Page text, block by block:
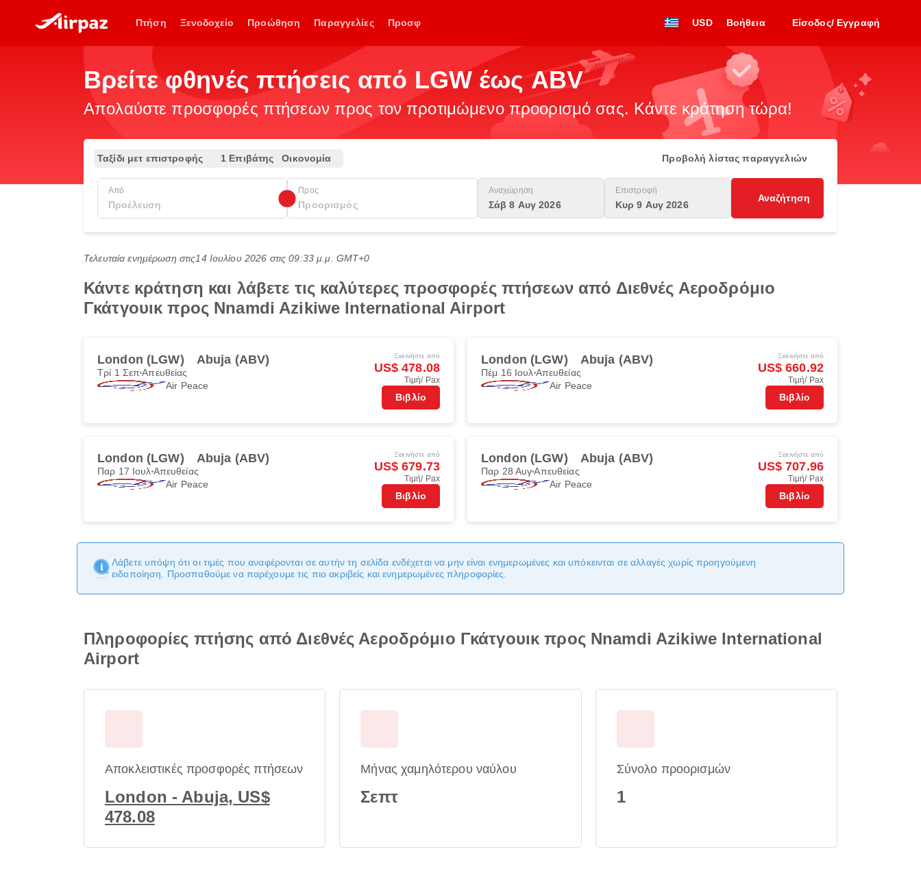
Πτήση Ξενοδοχείο Προώθηση Παραγγελίες Προσφ USD Βοήθεια Είσοδος/ Εγγραφή
Βρείτε φθηνές πτήσεις από LGW έως ABV
Απολαύστε προσφορές πτήσεων προς τον προτιμώμενο προορισμό σας. Κάντε κράτηση τώρα!
Ταξίδι μετ επιστροφής 1 Επιβάτης Οικονομία Προβολή λίστας παραγγελιών
Από Προς Αναχώρηση
Σάβ 8 Αυγ 2026
Επιστροφή
Κυρ 9 Αυγ 2026
Αναζήτηση
Τελευταία ενημέρωση στις14 Ιουλίου 2026 στις 09:33 μ.μ. GMT+0
Κάντε κράτηση και λάβετε τις καλύτερες προσφορές πτήσεων από Διεθνές Αεροδρόμιο
Γκάτγουικ προς Nnamdi Azikiwe International Airport
London (LGW) Abuja (ABV)
Τρί 1 ΣεπΑπευθείας
Air Peace
Ξεκινήστε από
US$ 478.08
Τιμή/ Pax
Βιβλίο
London (LGW) Abuja (ABV)
Πέμ 16 Ιουλ Απευθείας
Air Peace
Ξεκινήστε από
US$ 660.92
Τιμή/ Pax
Βιβλίο
London (LGW) Abuja (ABV)
Παρ 17 Ιουλ Απευθείας
Air Peace
Ξεκινήστε από
US$ 679.73
Τιμή/ Pax
Βιβλίο
London (LGW) Abuja (ABV)
Παρ 28 ΑυγΑπευθείας
Air Peace
Ξεκινήστε από
US$ 707.96
Τιμή/ Pax
Βιβλίο
Λάβετε υπόψη ότι οι τιμές που αναφέρονται σε αυτήν τη σελίδα ενδέχεται να μην είναι ενημερωμένες και υπόκεινται σε αλλαγές χωρίς προηγούμενη
ειδοποίηση. Προσπαθούμε να παρέχουμε τις πιο ακριβείς και ενημερωμένες πληροφορίες.
Πληροφορίες πτήσης από Διεθνές Αεροδρόμιο Γκάτγουικ προς Nnamdi Azikiwe International
Airport
Αποκλειστικές προσφορές πτήσεων
London - Abuja, US$
478.08
Μήνας χαμηλότερου ναύλου
Σεπτ
Σύνολο προορισμών
1